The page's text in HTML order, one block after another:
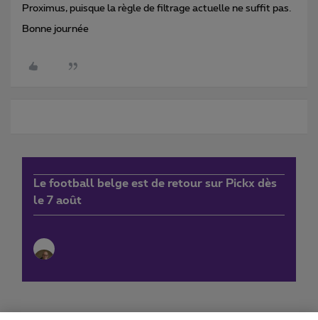
Proximus, puisque la règle de filtrage actuelle ne suffit pas.
Bonne journée
Le football belge est de retour sur Pickx dès
le 7 août